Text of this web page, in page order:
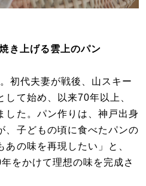
き上げる雲上のパン
初代夫妻が戦後、山スキー
して始め、以来70年以上、
した。パン作りは、神戸出身
、子どもの頃に食べたパンの
の味を再現したい」と、
をかけて理想の味を完成さ